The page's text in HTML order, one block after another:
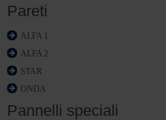
Pareti
ALFA 1
ALFA 2
STAR
ONDA
Pannelli speciali